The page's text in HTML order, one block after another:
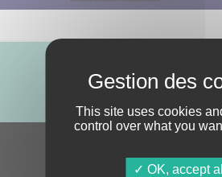
ABONNE-
S'ABONNER À LA
This site uses cookies
control over what you
OK, accept all